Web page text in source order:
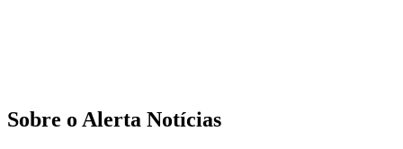
Sobre o Alerta Notícias